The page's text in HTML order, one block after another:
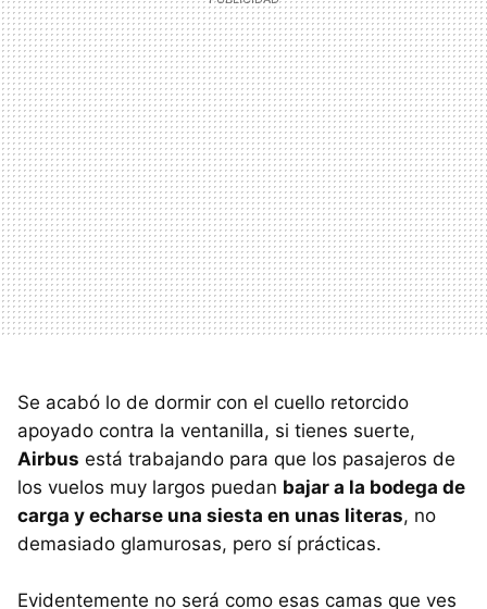
Se acabó lo de dormir con el cuello retorcido
apoyado contra la ventanilla, si tienes suerte,
Airbus está trabajando para que los pasajeros de
los vuelos muy largos puedan bajar a la bodega de
carga y echarse una siesta en unas literas, no
demasiado glamurosas, pero sí prácticas.
Evidentemente no será como esas camas que ves